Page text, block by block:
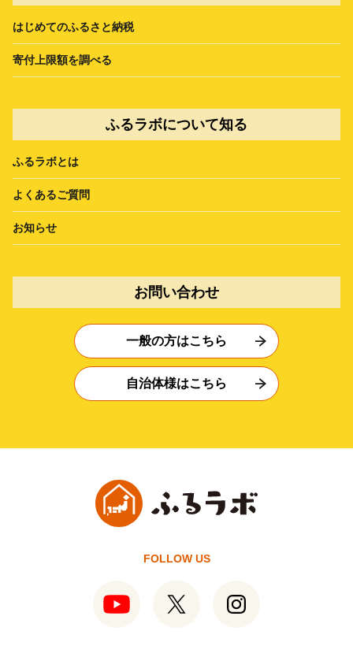
はじめてのふるさと納税
寄付上限額を調べる
ふるラボについて知る
ふるラボとは
よくあるご質問
お知らせ
お問い合わせ
一般の方はこちら
自治体様はこちら
FOLLOW US